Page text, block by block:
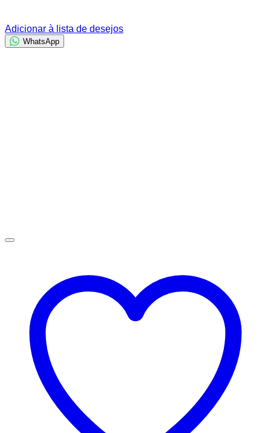
Adicionar à lista de desejos
WhatsApp